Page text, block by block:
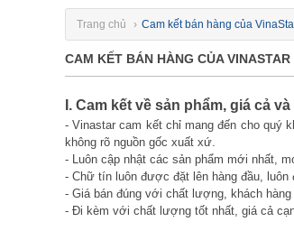
Trang chủ › Cam kết bán hàng của
CAM KẾT BÁN HÀNG CỦA VINASTAR
I. Cam kết về sản phẩm, giá cả
- Vinastar cam kết chỉ mang đến cho quý
không rõ nguồn gốc xuất xứ.
- Luôn cập nhật các sản phẩm mới nhất,
- Chữ tín luôn được đặt lên hàng đầu,
- Giá bán đúng với chất lượng, khách
- Đi kèm với chất lượng tốt nhất, giá cả